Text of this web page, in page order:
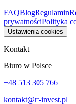
FAQBlogRegulamin
prywatnościPolityka
Ustawienia cookies
Kontakt
Biuro w Polsce
+48 513 305 766
kontakt@rt-invest.pl